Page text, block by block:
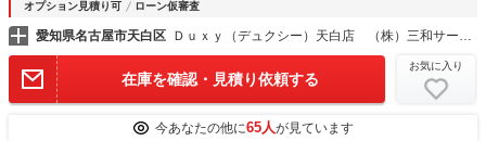
オプション見積り可 ローン仮審査
愛知県名古屋市天白区
在庫を確認・見積り依頼する
お気に入り
今あなたの他に65人が見ています